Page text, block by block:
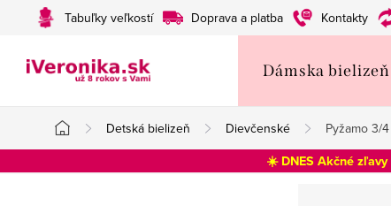
Tabuľky veľkostí Doprava a platba Kontakty
Dámska bielizeň
Domov
Detská bielizeň Dievčenské Pyžamo 3/
☀️ DNES Akčné